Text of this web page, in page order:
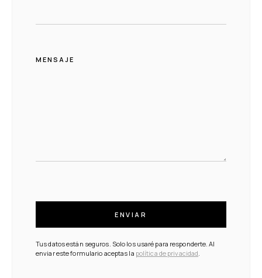
MENSAJE
ENVIAR
Tus datos están seguros. Solo los usaré para responderte. Al
enviar este formulario aceptas la política de privacidad.